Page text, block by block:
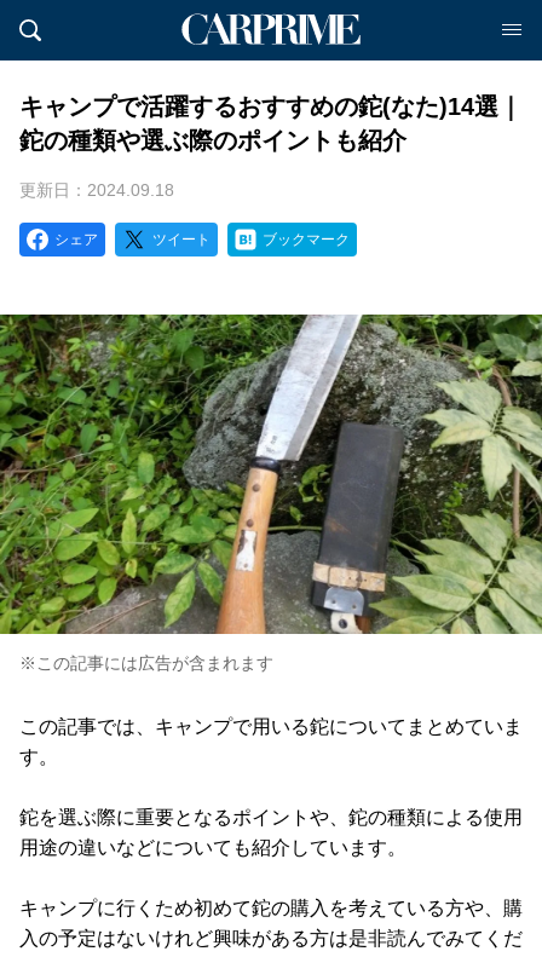
キャンプで活躍するおすすめの鉈(なた)14選｜
鉈の種類や選ぶ際のポイントも紹介
更新日：2024.09.18
シェア ツイート ブックマーク
※この記事には広告が含まれます
この記事では、キャンプで用いる鉈についてまとめていま
す。
鉈を選ぶ際に重要となるポイントや、鉈の種類による使用
用途の違いなどについても紹介しています。
キャンプに行くため初めて鉈の購入を考えている方や、購
入の予定はないけれど興味がある方は是非読んでみてくだ